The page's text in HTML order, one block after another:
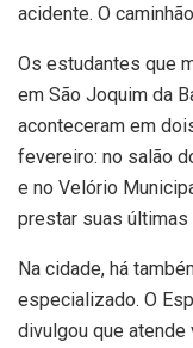
acidente. O
Os estudantes que
em São Joquim da
aconteceram em
fevereiro: no salão
e no Velório
prestar suas
Na cidade, há
especializado. O
divulgou que